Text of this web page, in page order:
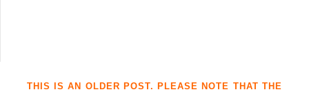
THIS IS AN OLDER POST. PLEASE NOTE THAT THE